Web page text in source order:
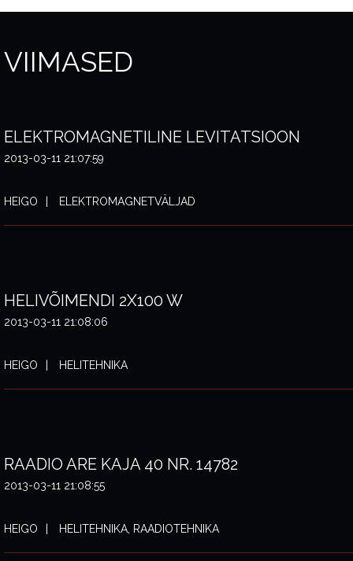
VIIMASED
ELEKTROMAGNETILINE LEVITATSIOON
2013-03-11 21:07:59
HEIGO ELEKTROMAGNETVÄLJAD
HELIVÕIMENDI 2X100 W
2013-03-11 21:08:06
HEIGO HELITEHNIKA
RAADIO ARE KAJA 40 NR. 14782
2013-03-11 21:08:55
HEIGO HELITEHNIKA, RAADIOTEHNIKA